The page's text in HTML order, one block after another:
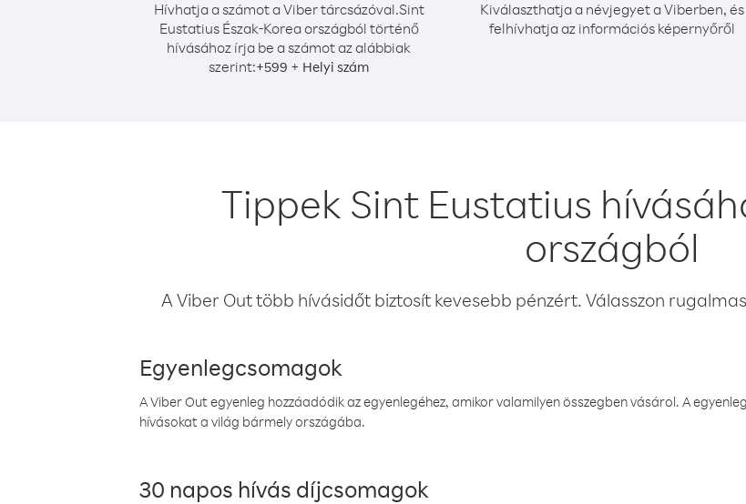
Hívhatja a számot a Viber tárcsázóval.Sint
Eustatius Észak-Korea országból történő
hívásához írja be a számot az alábbiak
szerint:+599 + Helyi szám
Kiválaszthatja a névjegyet a Viberben, és
felhívhatja az információs képernyőről
Tippek Sint Eustatius
országból
A Viber Out több hívásidőt biztosít kevesebb pénzért. Válasszon
Egyenlegcsomagok
A Viber Out egyenleg hozzáadódik az egyenlegéhez, amikor valamilyen összegben vásárol. A
hívásokat a világ bármely országába.
30 napos hívás díjcsomagok